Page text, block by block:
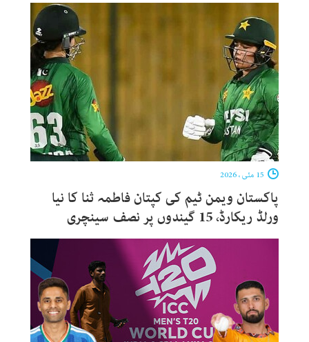
پاکستان ویمن ٹیم کی کپتان فاطمہ ثنا کا نیا
ورلڈ ریکارڈ، 15 گیندوں پر نصف سینچری